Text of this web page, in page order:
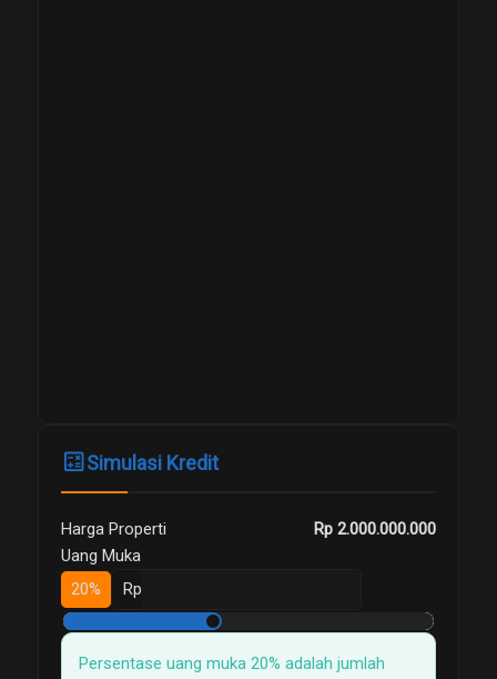
calculateSimulasi Kredit
Harga Properti
Rp 2.000.000.000
Uang Muka
20%
Rp
Persentase uang muka 20% adalah jumlah